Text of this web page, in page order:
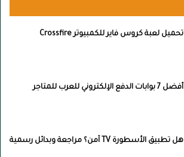
تحميل لعبة كروس فاير للكمبيوتر Crossfire
أفضل 7 بوابات الدفع الإلكتروني للعرب للمتاجر
هل تطبيق الأسطورة TV آمن؟ مراجعة وبدائل رسمية